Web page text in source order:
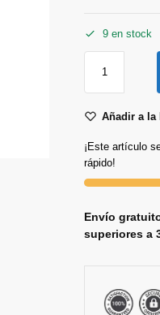
9 en stock
Añadir a la
¡Este artículo
rápido!
Envío
superiores a